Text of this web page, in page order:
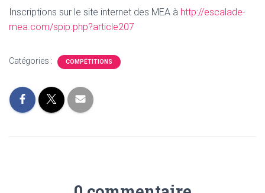
Inscriptions sur le site internet des MEA à http://escalade-
mea.com/spip.php?article207
Catégories : COMPÉTITIONS